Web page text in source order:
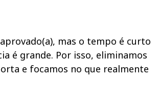
mas o tempo é curto
é grande. Por isso, eliminamos
e focamos no que realmente